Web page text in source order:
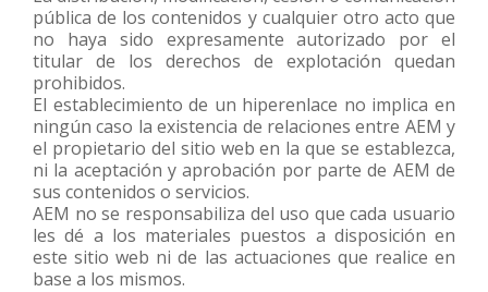
pública de los contenidos y cualquier otro acto que
no haya sido expresamente autorizado por el
titular de los derechos de explotación quedan
prohibidos.
El establecimiento de un hiperenlace no implica en
ningún caso la existencia de relaciones entre AEM y
el propietario del sitio web en la que se establezca,
ni la aceptación y aprobación por parte de AEM de
sus contenidos o servicios.
AEM no se responsabiliza del uso que cada usuario
les dé a los materiales puestos a disposición en
este sitio web ni de las actuaciones que realice en
base a los mismos.